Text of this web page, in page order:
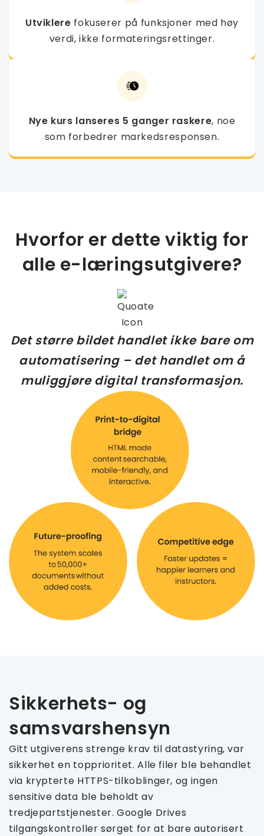
Utviklere fokuserer på funksjoner med høy
verdi, ikke formateringsrettinger.
Nye kurs lanseres 5 ganger raskere, noe
som forbedrer markedsresponsen.
Hvorfor er dette viktig for
alle e-læringsutgivere?
Det større bildet handlet ikke bare om
automatisering – det handlet om å
muliggjøre digital transformasjon.
Sikkerhets- og
samsvarshensyn
Gitt utgiverens strenge krav til datastyring, var
sikkerhet en topprioritet. Alle filer ble behandlet
via krypterte HTTPS-tilkoblinger, og ingen
sensitive data ble beholdt av
tredjepartstjenester. Google Drives
tilgangskontroller sørget for at bare autorisert